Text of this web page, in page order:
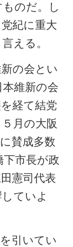
のだ。し
紀に重大
える。
の会とい
維新の会
経て結党
月の大阪
賛成多数
市長が政
憲司代表
ていよ
引いてい